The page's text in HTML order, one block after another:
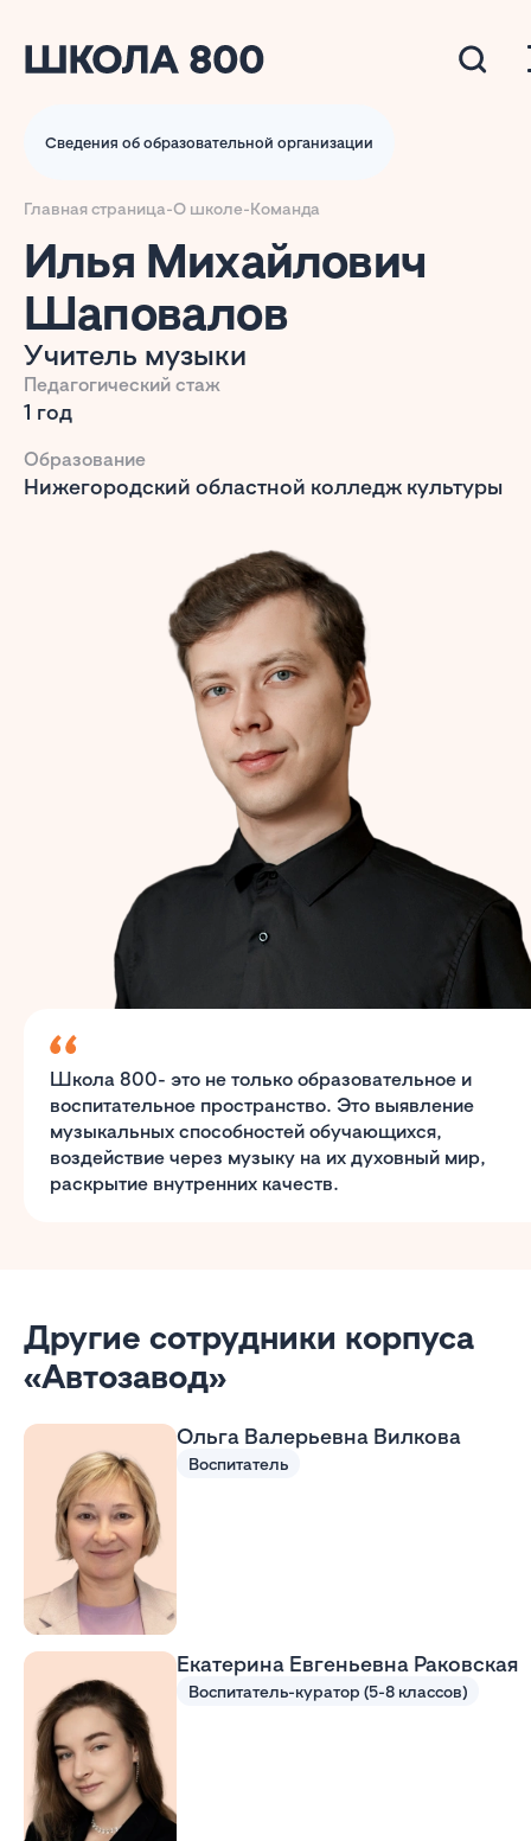
Сведения об образовательной организации
Главная страница-О школе-Команда
Илья Михайлович
Шаповалов
Учитель музыки
Педагогический стаж
1 год
Образование
Нижегородский областной колледж культуры
Школа 800- это не только образовательное и
воспитательное пространство. Это выявление
музыкальных способностей обучающихся,
воздействие через музыку на их духовный мир,
раскрытие внутренних качеств.
Другие сотрудники корпуса
«Автозавод»
Ольга Валерьевна Вилкова
Воспитатель
Екатерина Евгеньевна Раковская
Воспитатель-куратор (5-8 классов)